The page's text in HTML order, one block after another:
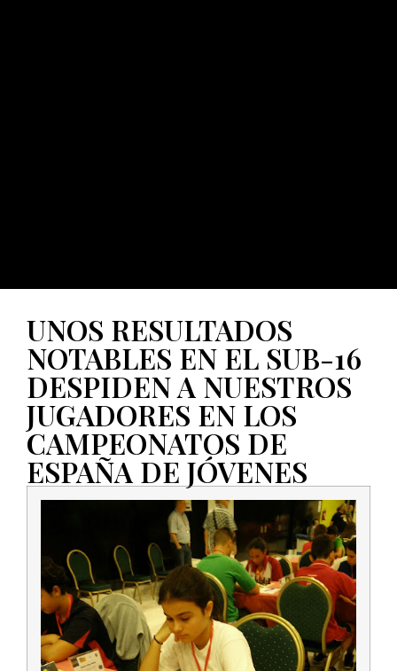
UNOS RESULTADOS
NOTABLES EN EL SUB-16
DESPIDEN A NUESTROS
JUGADORES EN LOS
CAMPEONATOS DE
ESPAÑA DE JÓVENES